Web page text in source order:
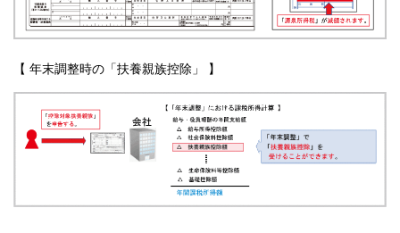
【 年末調整時の「扶養親族控除」 】